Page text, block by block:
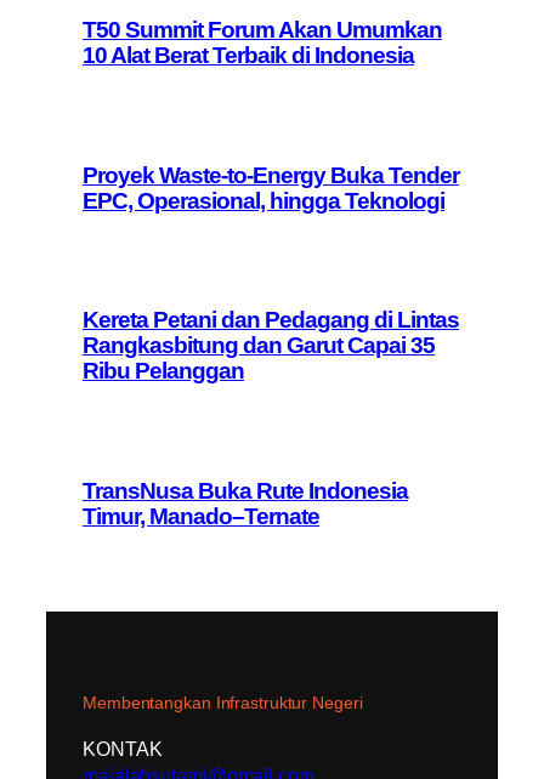
T50 Summit Forum Akan Umumkan
10 Alat Berat Terbaik di Indonesia
Proyek Waste-to-Energy Buka Tender
EPC, Operasional, hingga Teknologi
Kereta Petani dan Pedagang di Lintas
Rangkasbitung dan Garut Capai 35
Ribu Pelanggan
TransNusa Buka Rute Indonesia
Timur, Manado–Ternate
Membentangkan Infrastruktur Negeri
KONTAK